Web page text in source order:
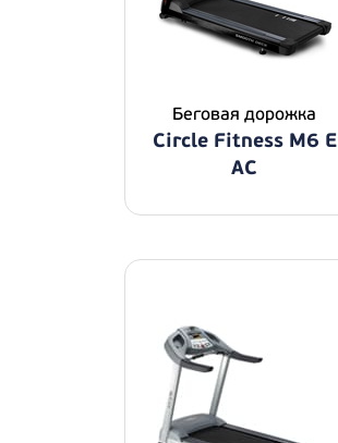
Беговая дорожка
Circle Fitness M6 E
AC